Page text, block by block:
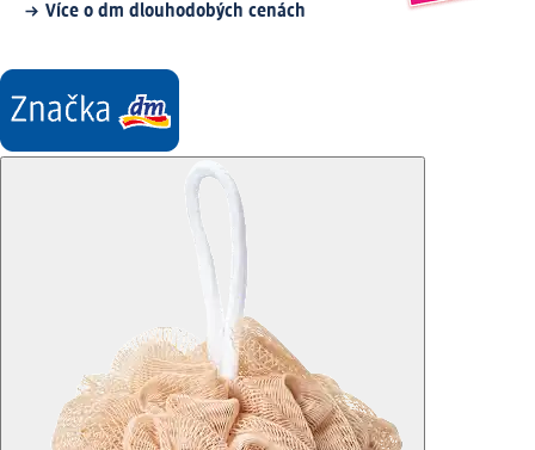
Více o dm dlouhodobých cenách